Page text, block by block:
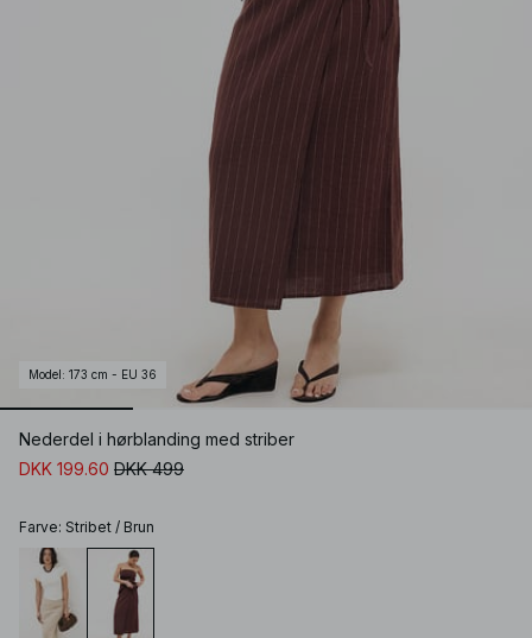
Model : 173 cm - EU 36
Nederdel i hørblanding med striber
DKK 199.60 DKK 499
Farve: Stribet / Brun